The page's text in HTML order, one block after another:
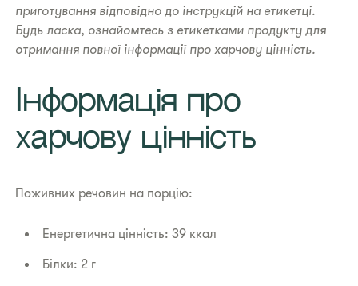
приготування відповідно до інструкцій на етикетці.
Будь ласка, ознайомтесь з етикетками продукту для
отримання повної інформації про харчову цінність.
​Інформація про
харчову цінність
Поживних речовин на порцію:
Енергетична цінність: 39 ккал
Білки: 2 г